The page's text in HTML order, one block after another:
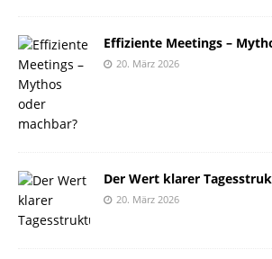
Effiziente Meetings –
20. März 2026
Der Wert klarer
20. März 2026